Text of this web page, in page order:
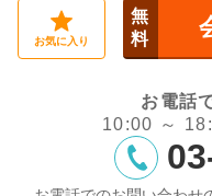
お気に入り
無
料
お電話
10:00 ～